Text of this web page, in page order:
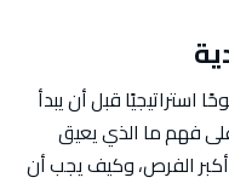
قبل أن يبدأ
فهم ما الذي يعيق
أكبر الفرص، وكيف يجب أن